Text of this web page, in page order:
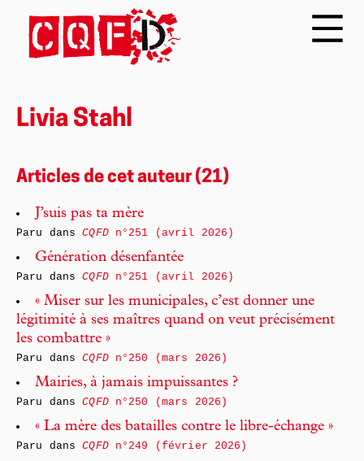
Livia Stahl
Articles de cet auteur (21)
J’suis pas ta mère
Paru dansCQFDn°251 (avril 2026)
Génération désenfantée
Paru dansCQFDn°251 (avril 2026)
« Miser sur les municipales, c’est donner une
légitimité à ses maîtres quand on veut précisément
les combattre »
Paru dansCQFDn°250 (mars 2026)
Mairies, à jamais impuissantes ?
Paru dansCQFDn°250 (mars 2026)
« La mère des batailles contre le libre-échange »
Paru dansCQFDn°249 (février 2026)